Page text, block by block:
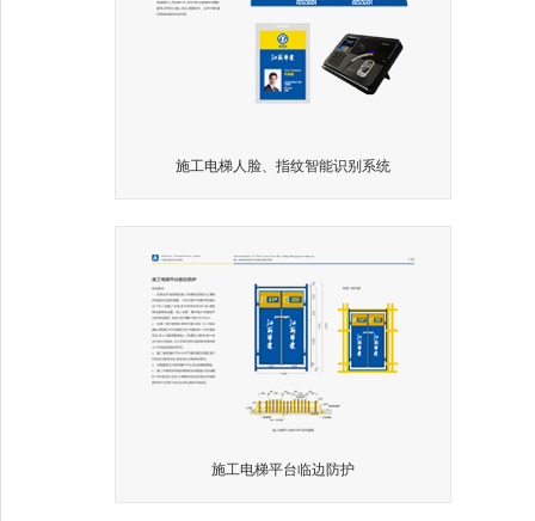
施工电梯人脸、指纹智能识别系统
施工电梯平台临边防护